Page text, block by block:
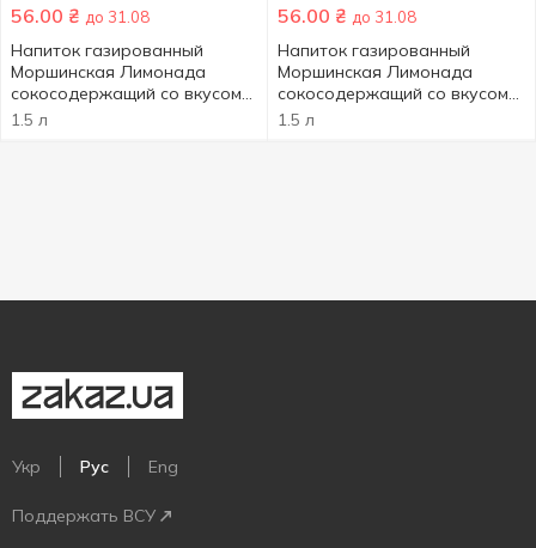
56.00 ₴ до 31.08
Напиток газированный
Моршинская Лимонада
сокосодержащий со вкусом
1.5 л
56.00 ₴ до 31.08
Напиток газированный
Моршинская Лимонада
сокосодержащий со вкусом
ягод 1,5л
1.5 л
Укр Рус Eng
Поддержать ВСУ